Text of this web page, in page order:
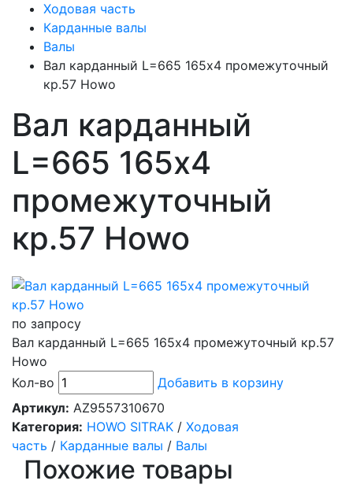
Ходовая часть
Карданные валы
Валы
Вал карданный L=665 165х4 промежуточный
кр.57 Howo
Вал карданный
L=665 165х4
промежуточный
кр.57 Howo
по запросу
Вал карданный L=665 165х4 промежуточный кр.57
Howo
Кол-во
Добавить в корзину
Артикул: AZ9557310670
Категория: HOWO SITRAK / Ходовая
часть / Карданные валы / Валы
Похожие товары